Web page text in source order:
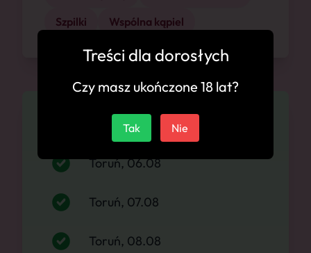
Szpilki
Wspólna kąpiel
Dostępność
Toruń, 06.08
Toruń, 07.08
Toruń, 08.08
Treści dla dorosłych
Czy masz ukończone 18 lat?
Tak Nie